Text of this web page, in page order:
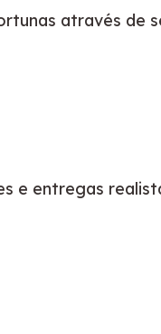
através de
e entregas